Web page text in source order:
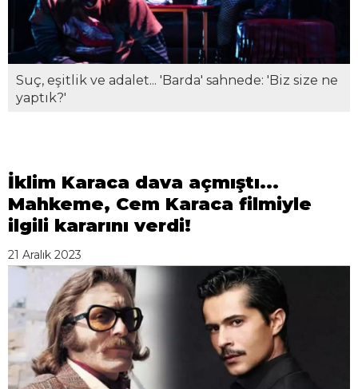
Suç, eşitlik ve adalet... 'Barda' sahnede: 'Biz size ne
yaptık?'
İklim Karaca dava açmıştı...
Mahkeme, Cem Karaca filmiyle
ilgili kararını verdi!
21 Aralık 2023